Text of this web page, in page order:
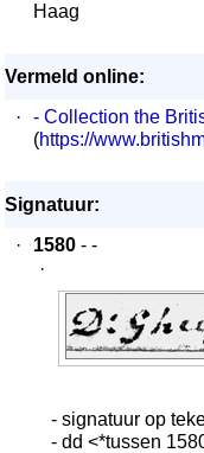
Haag
Vermeld online:
·
- Collection the
(https://
Signatuur:
·
1580 - -
·
- signatuur op
- dd <*tussen